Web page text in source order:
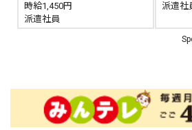
時給1,450円
派遣社員
派遣社